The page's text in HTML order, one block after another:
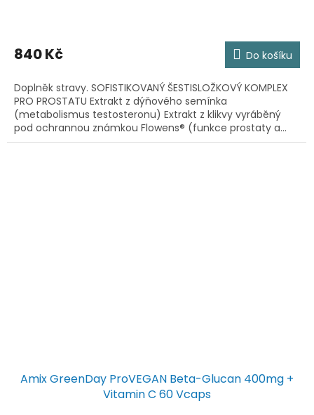
840 Kč Do košíku
Doplněk stravy. SOFISTIKOVANÝ ŠESTISLOŽKOVÝ KOMPLEX
PRO PROSTATU Extrakt z dýňového semínka
(metabolismus testosteronu) Extrakt z klikvy vyráběný
pod ochrannou známkou Flowens® (funkce prostaty a...
Amix GreenDay ProVEGAN Beta-Glucan 400mg +
Vitamin C 60 Vcaps